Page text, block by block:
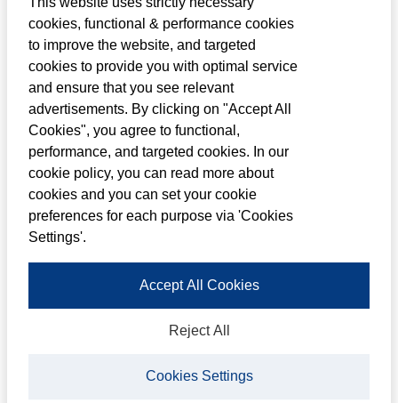
MotoMondo vertegenwoordigt de merken Royal
Enfield, Moto Morini, Hyosung, Rieju en Mash in
verschillende Europese landen waaronder
België, Luxemburg, Duitsland, Engeland, Ierland,
Oostenrijk en uiteraard Nederland.
Motomondo is een import-, distributie- en
marketinggroep voor motorfietsen. Met het
hoofdkantoor in Nederland is het bedrijf
centraal en ideaal gelegen om de markten in
de noordelijke Europese regio te bedienen.
Motomondo bedient de markt via een goed
ontwikkeld en robuust netwerk van dealers. Als
cookies, functional & performance cookies
to improve the website, and targeted
cookies to provide you with optimal service
and ensure that you see relevant
advertisements. By clicking on "Accept All
Cookies", you agree to functional,
performance, and targeted cookies. In our
cookie policy, you can read more about
cookies and you can set your cookie
preferences for each purpose via 'Cookies
Settings'.
Reject All
Accept All Cookies
Cookies Settings